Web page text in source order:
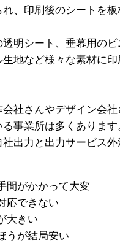
、印刷後のシートを板
明シート、垂幕用のビ
地など様々な素材に印
社さんやデザイン会
事業所は多くありま
出力と出力サービス外
間がかかって大変
応できない
大きい
うが結局安い